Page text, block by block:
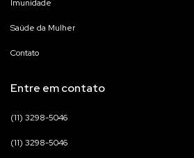
Imunidade
Saúde da Mulher
Contato
Entre em contato
(11) 3298-5046
(11) 3298-5046